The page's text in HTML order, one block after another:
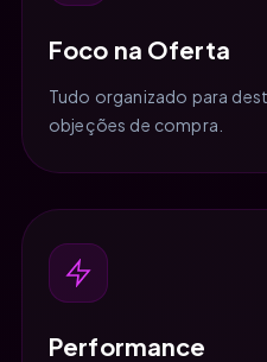
Foco na Oferta
Tudo organizado para
objeções de compra.
Performance